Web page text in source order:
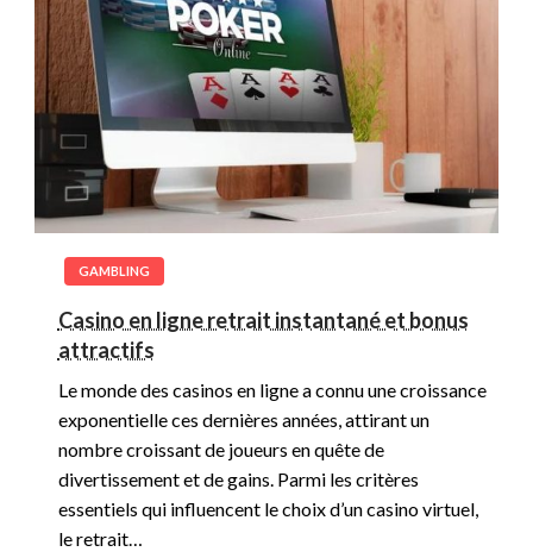
GAMBLING
Casino en ligne retrait instantané et bonus
attractifs
Le monde des casinos en ligne a connu une croissance
exponentielle ces dernières années, attirant un
nombre croissant de joueurs en quête de
divertissement et de gains. Parmi les critères
essentiels qui influencent le choix d’un casino virtuel,
le retrait…